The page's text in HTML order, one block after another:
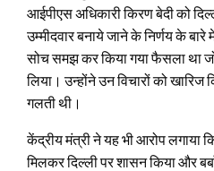
आईपीएस अधिकारी किरण बेदी को
उम्मीदवार बनाये जाने के निर्णय के
सोच समझ कर किया गया फैसला था जो
लिया। उन्होंने उन विचारों को खारिज
गलती थी।
केंद्रीय मंत्री ने यह भी आरोप लगाया
मिलकर दिल्ली पर शासन किया और